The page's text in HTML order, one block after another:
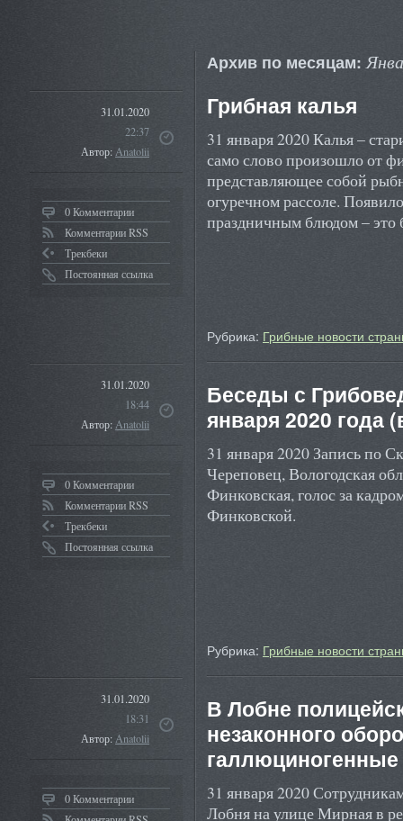
Архив по месяцам:
31.01.2020
22:37
Автор:Anatolii
0 Комментарии
Комментарии RSS
Трекбеки
Постоянная ссылка
Грибная калья
31 января 2020 Калья –
само слово произошло от
представляющее собой
огуречном рассоле.
праздничным блюдом –
Рубрика: Грибные новости
31.01.2020
18:44
Автор:Anatolii
0 Комментарии
Комментарии RSS
Трекбеки
Постоянная ссылка
Беседы с
января 2020 года
31 января 2020 Запись по
Череповец, Вологодская
Финковская, голос за
Финковской.
Рубрика: Грибные новости
31.01.2020
18:31
Автор:Anatolii
0 Комментарии
В Лобне
незаконного
31 января 2020
Лобня на улице Мирная в